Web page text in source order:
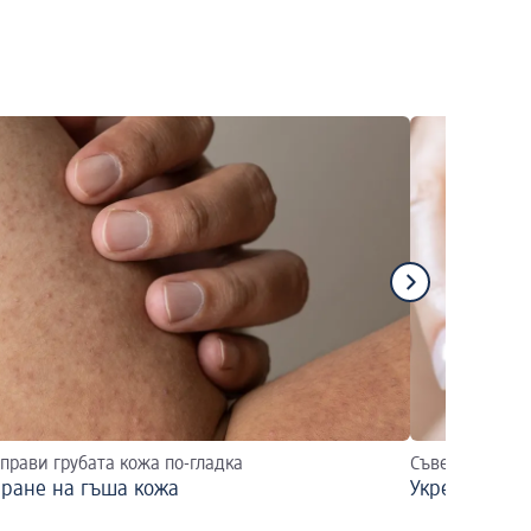
грубата кожа по-гладка
на гъша кожа
Съвети за
Укрепване